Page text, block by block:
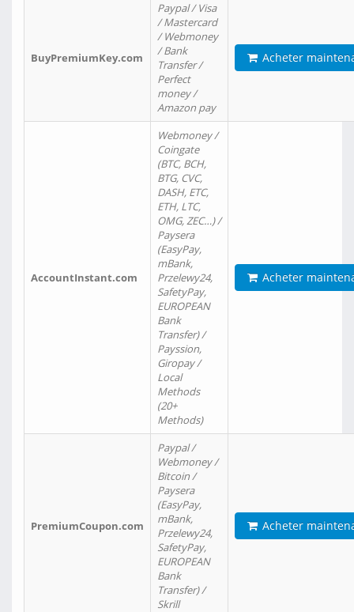
BuyPremiumKey.com
Paypal / Visa
/ Mastercard
/ Webmoney
/ Bank
Transfer /
Perfect
money /
Amazon pay
Acheter
AccountInstant.com
Webmoney /
Coingate
(BTC, BCH,
BTG, CVC,
DASH, ETC,
ETH, LTC,
OMG, ZEC…) /
Paysera
(EasyPay,
mBank,
Przelewy24,
SafetyPay,
EUROPEAN
Bank
Transfer) /
Payssion,
Giropay /
Local
Methods
(20+
Methods)
Acheter
PremiumCoupon.com
Paypal /
Webmoney /
Bitcoin /
Paysera
(EasyPay,
mBank,
Przelewy24,
SafetyPay,
EUROPEAN
Bank
Transfer) /
Skrill
Acheter